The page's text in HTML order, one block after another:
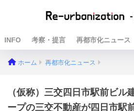
INFO 考察・提言 再都市化ニュース
ホーム 再都市化ニュース
（仮称）三交四日市駅前ビル
ープの三交不動産が四日市駅